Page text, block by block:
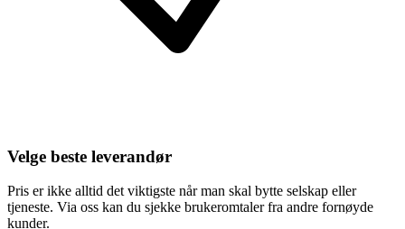
Velge beste leverandør
Pris er ikke alltid det viktigste når man skal bytte selskap eller
tjeneste. Via oss kan du sjekke brukeromtaler fra andre fornøyde
kunder.